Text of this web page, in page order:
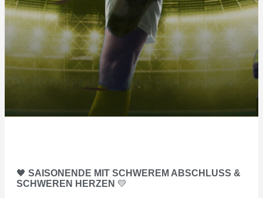
🖤 SAISONENDE MIT SCHWEREM ABSCHLUSS &
SCHWEREN HERZEN 💛